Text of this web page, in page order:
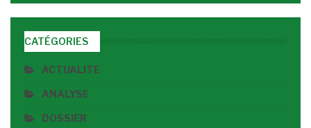
CATÉGORIES
ACTUALITE
ANALYSE
DOSSIER